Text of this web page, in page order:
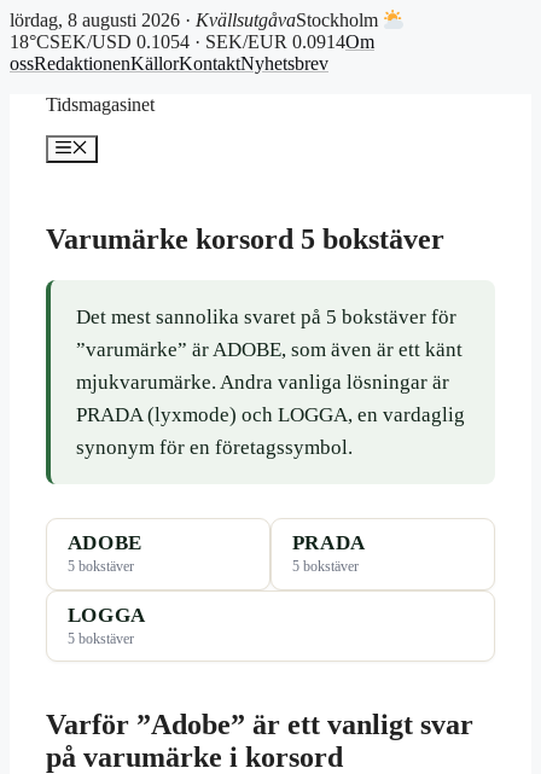
lördag, 8 augusti 2026 · KvällsutgåvaStockholm
18°CSEK/USD 0.1054 · SEK/EUR 0.0914Om
ossRedaktionenKällorKontaktNyhetsbrev
Tidsmagasinet
Meny
Varumärke korsord 5 bokstäver
Det mest sannolika svaret på 5 bokstäver för
”varumärke” är ADOBE, som även är ett känt
mjukvarumärke. Andra vanliga lösningar är
PRADA (lyxmode) och LOGGA, en vardaglig
synonym för en företagssymbol.
ADOBE
5 bokstäver
PRADA
5 bokstäver
LOGGA
5 bokstäver
Varför ”Adobe” är ett vanligt svar
på varumärke i korsord